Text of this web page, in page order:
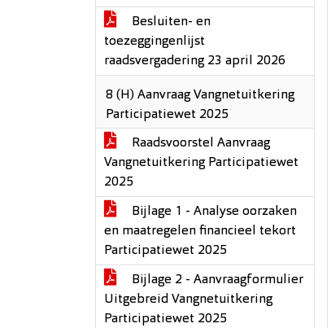
Besluiten- en
toezeggingenlijst
raadsvergadering 23 april 2026
8 (H) Aanvraag Vangnetuitkering
Participatiewet 2025
Raadsvoorstel Aanvraag
Vangnetuitkering Participatiewet
2025
Bijlage 1 - Analyse oorzaken
en maatregelen financieel tekort
Participatiewet 2025
Bijlage 2 - Aanvraagformulier
Uitgebreid Vangnetuitkering
Participatiewet 2025